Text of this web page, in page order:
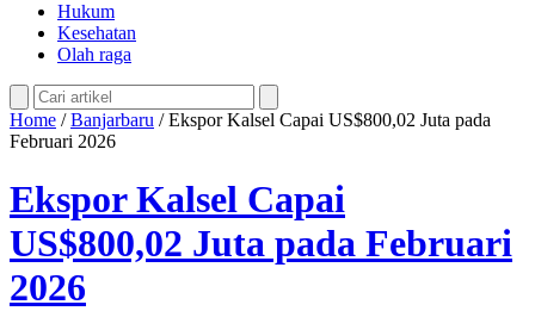
Hukum
Kesehatan
Olah raga
Home /Banjarbaru /Ekspor Kalsel Capai US$800,02 Juta pada
Februari 2026
Ekspor Kalsel Capai
US$800,02 Juta pada Februari
2026